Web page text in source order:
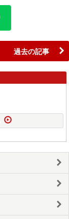
過去の記事